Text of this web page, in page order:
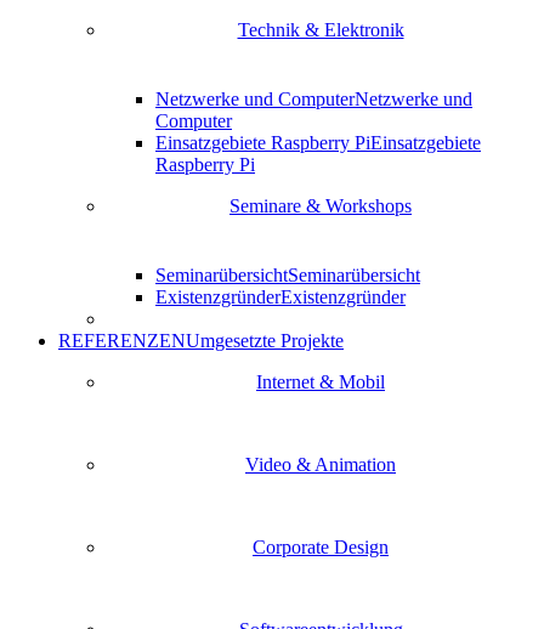
Technik & Elektronik
Netzwerke und ComputerNetzwerke und
Computer
Einsatzgebiete Raspberry PiEinsatzgebiete
Raspberry Pi
Seminare & Workshops
SeminarübersichtSeminarübersicht
ExistenzgründerExistenzgründer
REFERENZENUmgesetzte Projekte
Internet & Mobil
Video & Animation
Corporate Design